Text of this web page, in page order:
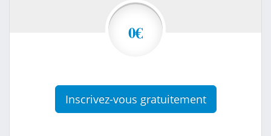
0€
Inscrivez-vous gratuitement